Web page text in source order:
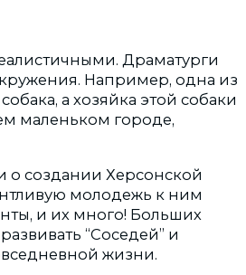
Драматурги
Например, одна из
а хозяйка этой собаки
маленьком городе,
о создании Херсонской
молодежь к ним
и их много! Больших
“Соседей” и
жизни.